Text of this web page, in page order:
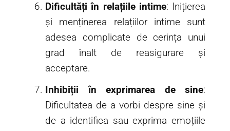
Dificultăți în relațiile intime: Inițierea
și menținerea relațiilor intime sunt
adesea complicate de cerința unui
grad înalt de reasigurare și
acceptare.
Inhibiții în exprimarea de sine:
Dificultatea de a vorbi despre sine și
de a identifica sau exprima emoțiile